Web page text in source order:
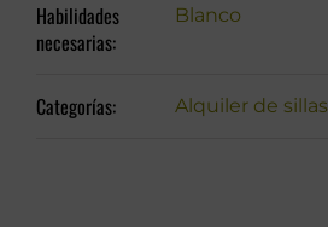
Habilidades
necesarias:
Blanco
Categorías: Alquiler de sillas